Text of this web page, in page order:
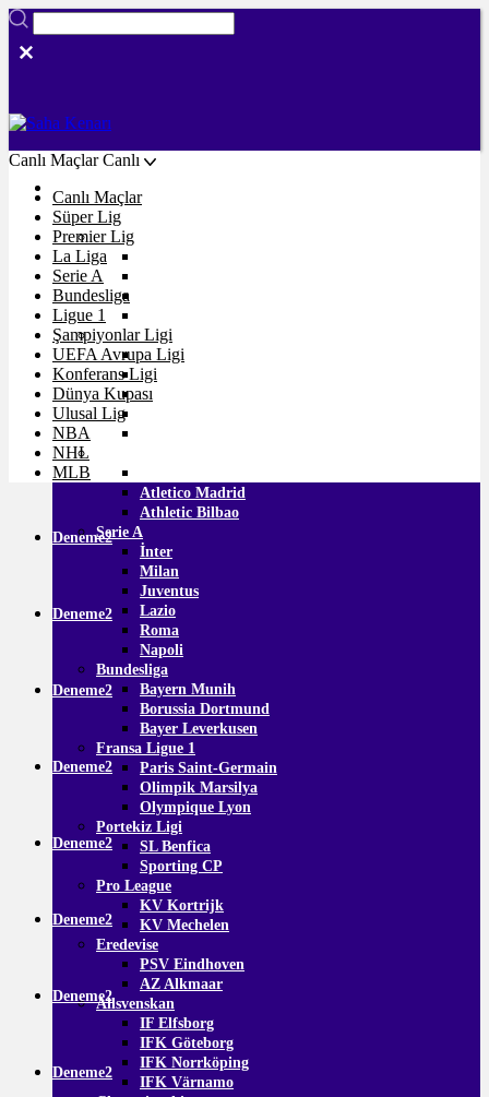
Ligler
Süper Lig
Premier Lig
Liverpool
Manchester City
Manchester United
Atletico Madrid
Athletic Bilbao
Serie A
İnter
Milan
Juventus
Lazio
Roma
Napoli
Bundesliga
Bayern Munih
Borussia Dortmund
Bayer Leverkusen
Fransa Ligue 1
Paris Saint-Germain
Olimpik Marsilya
Olympique Lyon
Portekiz Ligi
SL Benfica
Sporting CP
Pro League
KV Kortrijk
KV Mechelen
Eredevise
PSV Eindhoven
AZ Alkmaar
Allsvenskan
IF Elfsborg
IFK Göteborg
IFK Norrköping
IFK Värnamo
Canlı MaçlarCanlı
Canlı Maçlar
Süper Lig
Premier Lig
La Liga
Serie A
Bundesliga
Ligue 1
Şampiyonlar Ligi
UEFA Avrupa Ligi
Konferans Ligi
Dünya Kupası
Ulusal Lig
NBA
NHL
MLB
Deneme2
Deneme2
Deneme2
Deneme2
Deneme2
Deneme2
Deneme2
Deneme2